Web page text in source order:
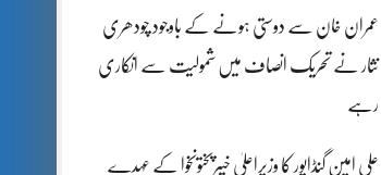
عمران خان سے دوستی ہونے کے باوجود چودھری
نثار نے تحریک انصاف میں شمولیت سے انکاری
رہے
علی امین گنڈاپور کا وزیراعلیٰ خیبرپختونخوا کے عہدے